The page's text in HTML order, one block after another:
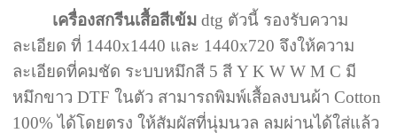
เครื่องสกรีนเสื้อสีเข้ม dtg ตัวนี้ รองรับความ
ละเอียด ที่ 1440x1440 และ 1440x720 จึงให้ความ
ละเอียดที่คมชัด ระบบหมึกสี 5 สี Y K W W M C มี
หมึกขาว DTF ในตัว สามารถพิมพ์เสื้อลงบนผ้า Cotton
100% ได้โดยตรง ให้สัมผัสที่นุ่มนวล ลมผ่านได้ใส่แล้ว